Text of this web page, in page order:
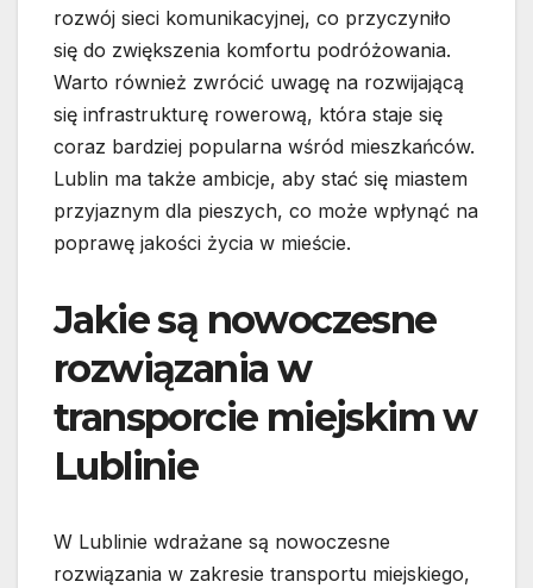
rozwój sieci komunikacyjnej, co przyczyniło
się do zwiększenia komfortu podróżowania.
Warto również zwrócić uwagę na rozwijającą
się infrastrukturę rowerową, która staje się
coraz bardziej popularna wśród mieszkańców.
Lublin ma także ambicje, aby stać się miastem
przyjaznym dla pieszych, co może wpłynąć na
poprawę jakości życia w mieście.
Jakie są nowoczesne
rozwiązania w
transporcie miejskim w
Lublinie
W Lublinie wdrażane są nowoczesne
rozwiązania w zakresie transportu miejskiego,